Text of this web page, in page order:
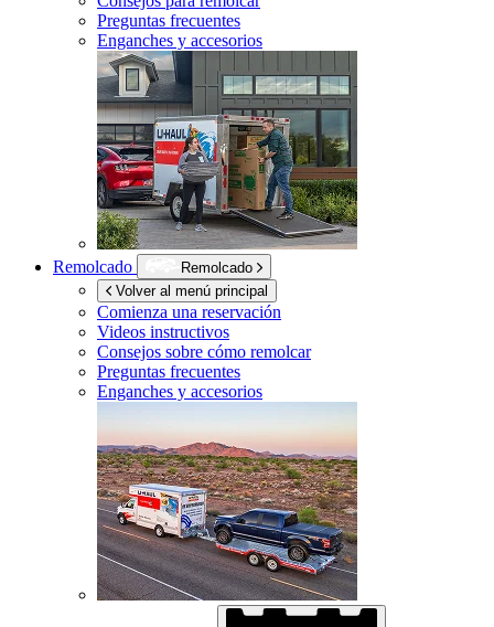
Preguntas frecuentes
Enganches y accesorios
Remolcado
Remolcado
Volver al menú principal
Comienza una reservación
Videos instructivos
Consejos sobre cómo remolcar
Preguntas frecuentes
Enganches y accesorios